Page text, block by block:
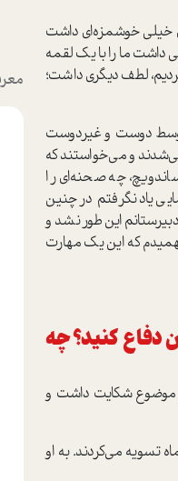
خیلی خوشمزه‌ای داشت
داشت ما را با یک لقمه
لطف دیگری داشت؛
توسط دوست و غیردوست
و می‌خواستند که
چه صحنه‌ای را
یاد نگرفتم در چنین
این طور نشد و
که این یک مهارت
دفاع کنید؟ چه
موضوع شکایت داشت و
تسویه می‌کردند. به او